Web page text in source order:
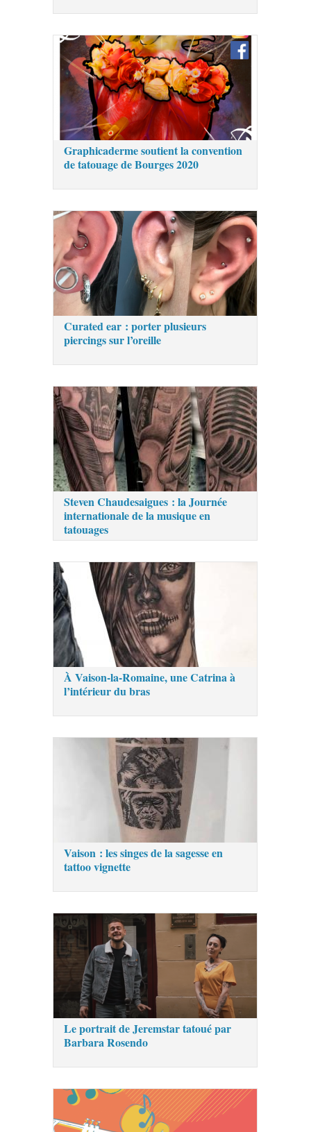
Graphicaderme soutient la convention
de tatouage de Bourges 2020
Curated ear : porter plusieurs
piercings sur l’oreille
Steven Chaudesaigues : la Journée
internationale de la musique en
tatouages
À Vaison-la-Romaine, une Catrina à
l’intérieur du bras
Vaison : les singes de la sagesse en
tattoo vignette
Le portrait de Jeremstar tatoué par
Barbara Rosendo